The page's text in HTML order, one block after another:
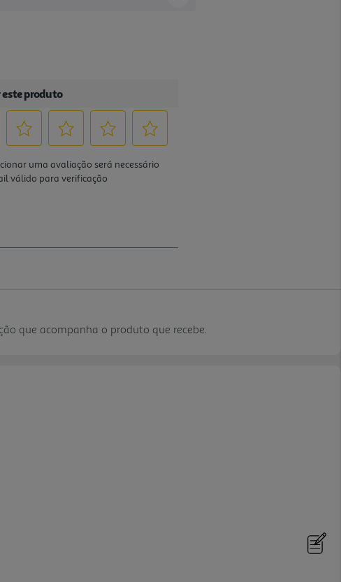
que acompanha o produto que recebe.